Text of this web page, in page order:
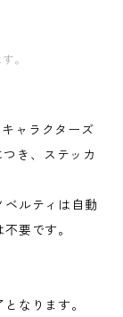
。
ャラクターズ
き、ステッカ
ルティは自動
要です。
なります。